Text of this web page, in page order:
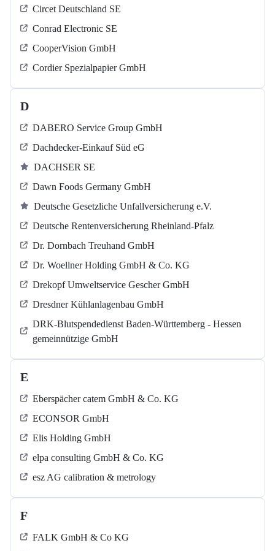
Circet Deutschland SE
Conrad Electronic SE
CooperVision GmbH
Cordier Spezialpapier GmbH
D
DABERO Service Group GmbH
Dachdecker-Einkauf Süd eG
DACHSER SE
Dawn Foods Germany GmbH
Deutsche Gesetzliche Unfallversicherung e.V.
Deutsche Rentenversicherung Rheinland-Pfalz
Dr. Dornbach Treuhand GmbH
Dr. Woellner Holding GmbH & Co. KG
Drekopf Umweltservice Gescher GmbH
Dresdner Kühlanlagenbau GmbH
DRK-Blutspendedienst Baden-Württemberg - Hessen
gemeinnützige GmbH
E
Eberspächer catem GmbH & Co. KG
ECONSOR GmbH
Elis Holding GmbH
elpa consulting GmbH & Co. KG
esz AG calibration & metrology
F
FALK GmbH & Co KG